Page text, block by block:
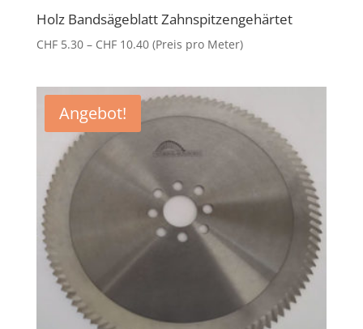
Holz Bandsägeblatt Zahnspitzengehärtet
CHF5.30 – CHF10.40Preisspanne:
CHF 10.40
(Preis pro Meter)
Angebot!